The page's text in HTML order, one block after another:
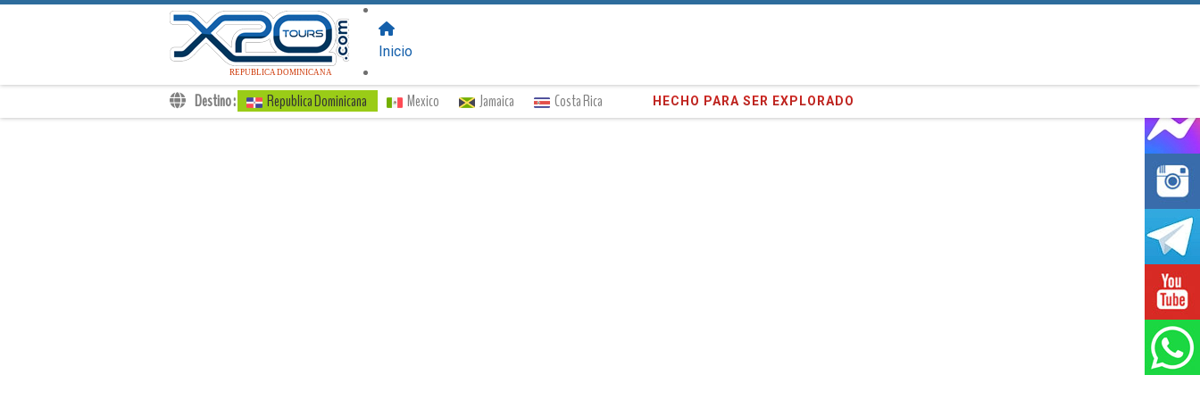
Destino : Republica Dominicana Mexico Jamaica Costa Rica ¡Confíe en373,016clientes que hemos servido!
REPUBLICA DOMINICANA
Inicio
Traslados